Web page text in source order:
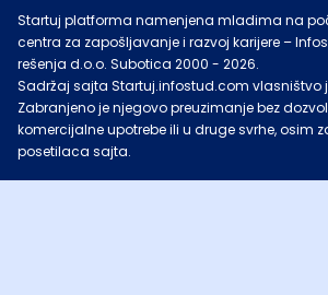
Startuj platforma namenjena mladima na
centra za zapošljavanje i razvoj karijere –
rešenja d.o.o. Subotica 2000 - 2026.
Sadržaj sajta Startuj.infostud.com vlasništvo
Zabranjeno je njegovo preuzimanje bez
komercijalne upotrebe ili u druge svrhe, osim
posetilaca sajta.